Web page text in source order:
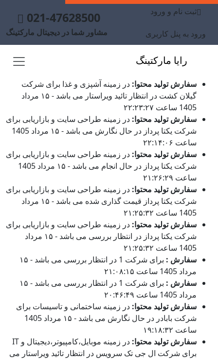
ثبت نام و ورود
ورود به پنل کاربری
021-47628500
مشاور شما در دیجیتال مارکتینگ
رایا مارکتینگ
سفارش تولید محتوا: در زمینه آشپزی و غذا برای شرکت
گیلان کشت در انتظار تائید ویراستار می باشد - ۱۵ مرداد
1405 ساعت ۲۲:۲۳:۲۷
سفارش تولید محتوا: در زمینه طراحی سایت و بازاریابی برای
شرکت یکتا پرداز در حال نگارش می باشد - ۱۵ مرداد 1405
ساعت ۲۲:۱۴:۰۶
سفارش تولید محتوا: در زمینه طراحی سایت و بازاریابی برای
شرکت یکتا پرداز در حال انجام می باشد - ۱۵ مرداد 1405
ساعت ۲۱:۲۶:۲۹
سفارش تولید محتوا: در زمینه طراحی سایت و بازاریابی برای
شرکت یکتا پرداز قیمت گذاری شده می باشد - ۱۵ مرداد
1405 ساعت ۲۱:۲۵:۳۲
سفارش تولید محتوا: در زمینه طراحی سایت و بازاریابی برای
شرکت یکتا پرداز در انتظار بررسی می باشد - ۱۵ مرداد
1405 ساعت ۲۱:۲۵:۳۲
سفارش :
برای شرکت 1 در انتظار بررسی می باشد - ۱۵
مرداد 1405 ساعت ۲۱:۰۸:۱۵
سفارش :
برای شرکت 1 در انتظار بررسی می باشد - ۱۵
مرداد 1405 ساعت ۲۰:۴۶:۴۹
سفارش تولید محتوا: در زمینه ساختمانی و تاسیسات برای
شرکت بابادر در حال نگارش می باشد - ۱۵ مرداد 1405
ساعت ۱۹:۱۸:۳۲
سفارش تولید محتوا:
در زمینه موبایل،کامپیوتر،دیجیتال و IT
برای شرکت ال جی تک سرویس در انتظار تائید ویراستار می